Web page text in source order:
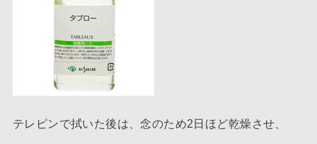
テレピンで拭いた後は、念のため2日ほど乾燥させ、